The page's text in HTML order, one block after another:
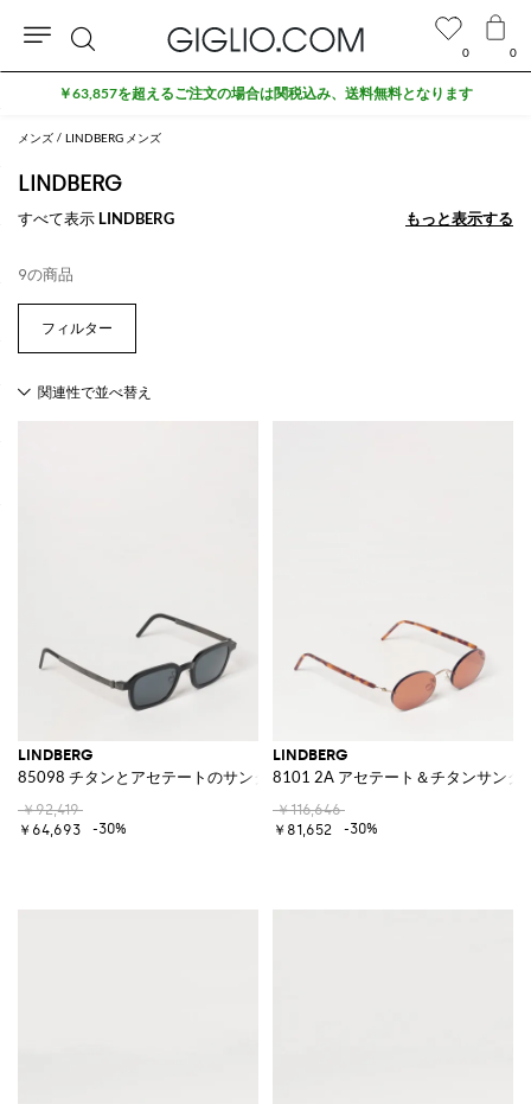
メンズ LINDBERG メンズ
LINDBERG
すべて表示 LINDBERG もっと表示する
もっと表示する
9の商品
LINDBERG
85098 チタンとアセテートのサングラス
￥92,419
￥64,693
-30%
LINDBERG
8101 2A アセテート＆チタンサング
￥116,646
￥81,652
-30%
0 0
検
索
￥63,857を超えるご注文の場合は関税込み、送料無料となります